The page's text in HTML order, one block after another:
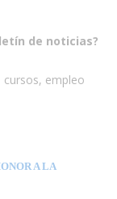
de noticias?
empleo
A LA